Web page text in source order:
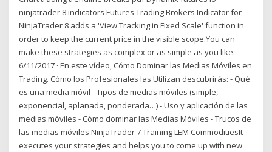
ninjatrader 8 indicators Futures Trading Brokers Indicator for
NinjaTrader 8 adds a 'View Tracking in Fixed Scale' function in
order to keep the current price in the visible scope.You can
make these strategies as complex or as simple as you like.
6/11/2017 · En este vídeo, Cómo Dominar las Medias Móviles en
Trading. Cómo los Profesionales las Utilizan descubrirás: - Qué
es una media móvil - Tipos de medias móviles (simple,
exponencial, aplanada, ponderada…) - Uso y aplicación de las
medias móviles - Cómo dominar las Medias Móviles - Trucos de
las medias móviles NinjaTrader 7 Training LEM CommoditiesIt
executes your strategies and helps you to come up with new